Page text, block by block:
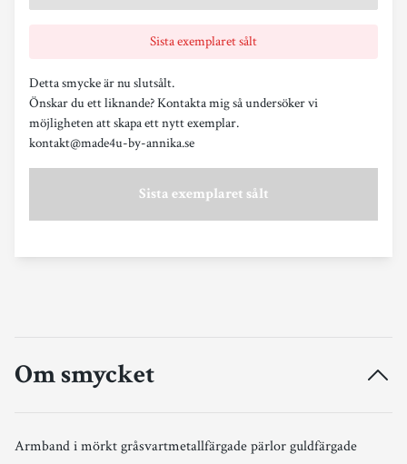
Sista exemplaret sålt
Detta smycke är nu slutsålt.
Önskar du ett liknande? Kontakta mig så undersöker vi
möjligheten att skapa ett nytt exemplar.
kontakt@made4u-by-annika.se
Sista exemplaret sålt
Om smycket
Armband i mörkt gråsvartmetallfärgade pärlor guldfärgade